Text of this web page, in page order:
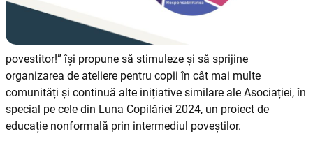
povestitor!” își propune să stimuleze și să sprijine
organizarea de ateliere pentru copii în cât mai multe
comunități și continuă alte inițiative similare ale Asociației, în
special pe cele din Luna Copilăriei 2024, un proiect de
educație nonformală prin intermediul poveștilor.